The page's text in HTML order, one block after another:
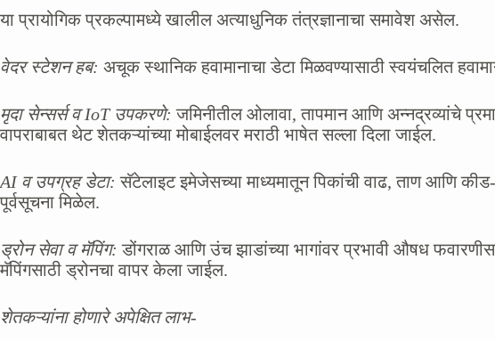
या प्रायोगिक प्रकल्पामध्ये खालील अत्याधुनिक तंत्रज्ञानाचा समावेश असेल.
वेदर स्टेशन हब: अचूक स्थानिक हवामानाचा डेटा मिळवण्यासाठी स्वयंचलित
मृदा सेन्सर्स व IoT उपकरणे: जमिनीतील ओलावा, तापमान आणि अन्नद्रव्यांचे
वापराबाबत थेट शेतकऱ्यांच्या मोबाईलवर मराठी भाषेत सल्ला दिला जाईल.
AI व उपग्रह डेटा: सॅटेलाइट इमेजेसच्या माध्यमातून पिकांची वाढ, ताण आणि कीड-
पूर्वसूचना मिळेल.
ड्रोन सेवा व मॅपिंग: डोंगराळ आणि उंच झाडांच्या भागांवर प्रभावी औषध
मॅपिंगसाठी ड्रोनचा वापर केला जाईल.
शेतकऱ्यांना होणारे अपेक्षित लाभ-